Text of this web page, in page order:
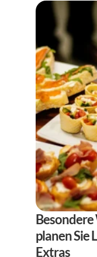
planen Sie
Extras